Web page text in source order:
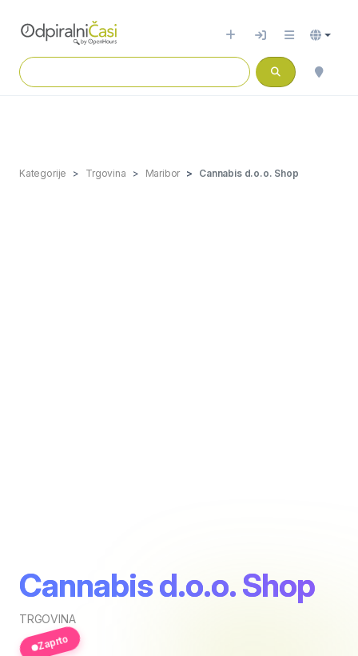
Kategorije Trgovina Maribor Cannabis d.o.o. Shop
Cannabis d.o.o. Shop
TRGOVINA
Zaprto